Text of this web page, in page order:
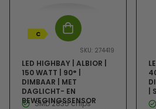
C
SKU: 274419
LED HIGHBAY | ALBIOR |
150 WATT | 90° |
DIMBAAR | MET
DAGLICHT- EN
BEWEGINGSSENSOR
SMD 2835 chips
|